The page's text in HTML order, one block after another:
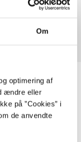
Om
optimering af
ændre eller
på ”Cookies” i
de anvendte